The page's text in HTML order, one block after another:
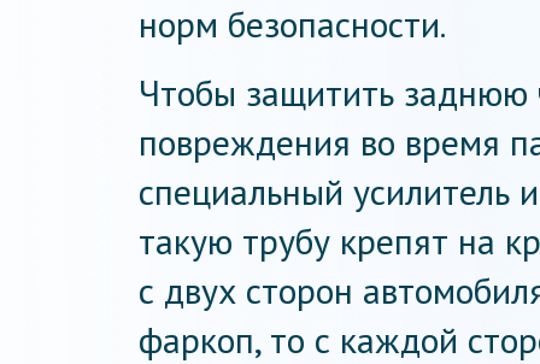
норм безопасности.
Чтобы защитить заднюю
повреждения во время
специальный
такую трубу крепят на
с двух сторон
фаркоп, то с каждой